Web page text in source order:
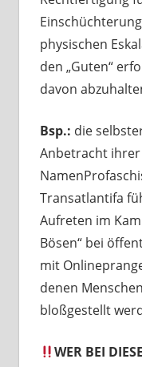
physischen
den „Guten“
davon
Bsp.: die
Anbetracht
Transatlantifa
Aufreten im
Bösen“ bei
mit
denen
bloßgestellt
WER BEI